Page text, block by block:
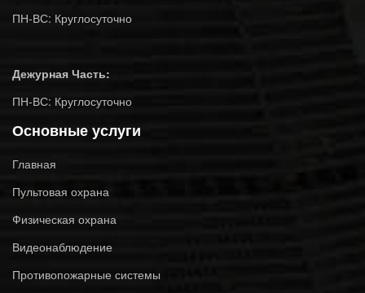
ПН-ВС: Круглосуточно
Дежурная Часть:
ПН-ВС: Круглосуточно
Основные услуги
Главная
Пультовая охрана
Физическая охрана
Видеонаблюдение
Противопожарные системы